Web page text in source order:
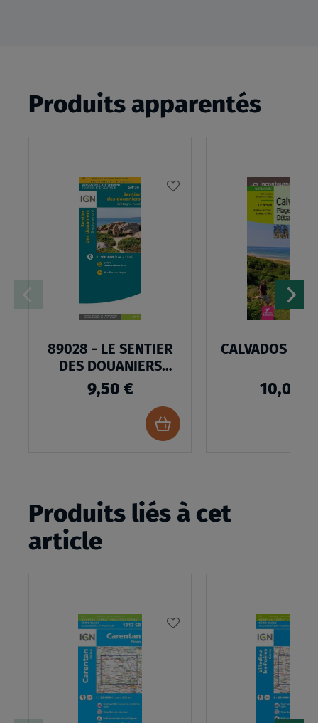
Produits apparentés
89028 - LE SENTIER
DES DOUANIERS
BRETAGNE NORD
GR34®
9,50 €
Ajouter
au
CALVADOS LE
10,00 €
Produits liés à cet
article